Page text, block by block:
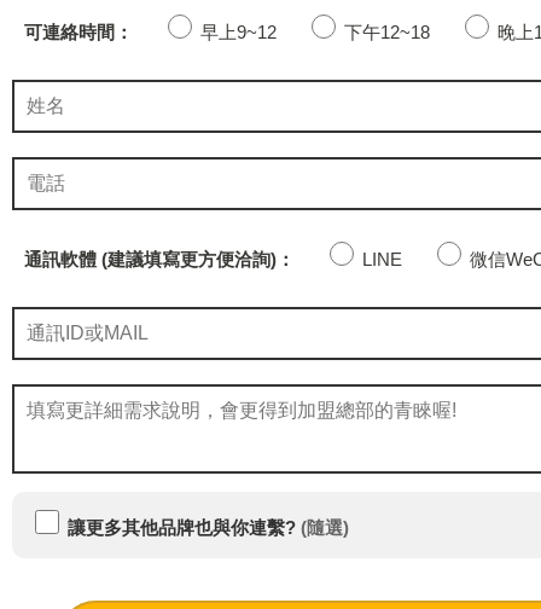
可連絡時間： 早上9~12 下午12~18 晚上
通訊軟體 (建議填寫更方便洽詢)： LINE 微信
讓更多其他品牌也與你連繫? (隨選)